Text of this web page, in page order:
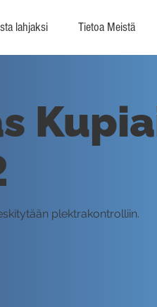
lahjaksi Tietoa Meistä
plektrakontrolliin.